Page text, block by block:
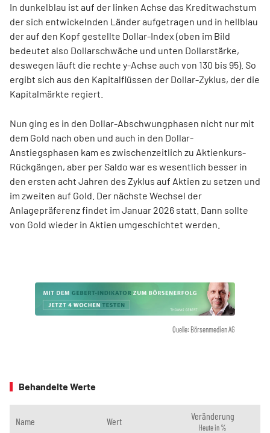
In dunkelblau ist auf der linken Achse das Kreditwachstum
der sich entwickelnden Länder aufgetragen und in hellblau
der auf den Kopf gestellte Dollar-Index (oben im Bild
bedeutet also Dollarschwäche und unten Dollarstärke,
deswegen läuft die rechte y-Achse auch von 130 bis 95). So
ergibt sich aus den Kapitalflüssen der Dollar-Zyklus, der die
Kapitalmärkte regiert.
Nun ging es in den Dollar-Abschwungphasen nicht nur mit
dem Gold nach oben und auch in den Dollar-
Anstiegsphasen kam es zwischenzeitlich zu Aktienkurs-
Rückgängen, aber per Saldo war es wesentlich besser in
den ersten acht Jahren des Zyklus auf Aktien zu setzen und
im zweiten auf Gold. Der nächste Wechsel der
Anlagepräferenz findet im Januar 2026 statt. Dann sollte
von Gold wieder in Aktien umgeschichtet werden.
Quelle: Börsenmedien AG
Behandelte Werte
Name Wert Veränderung
Heute in %